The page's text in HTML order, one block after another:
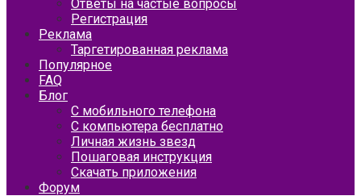
Ответы на частые вопросы
Регистрация
Реклама
Таргетированная реклама
Популярное
FAQ
Блог
С мобильного телефона
С компьютера бесплатно
Личная жизнь звезд
Пошаговая инструкция
Скачать приложения
Форум